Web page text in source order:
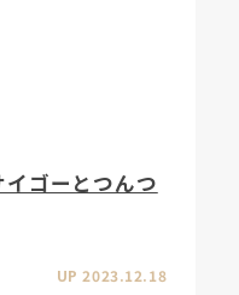
イゴーとつんつ
UP 2023.12.18